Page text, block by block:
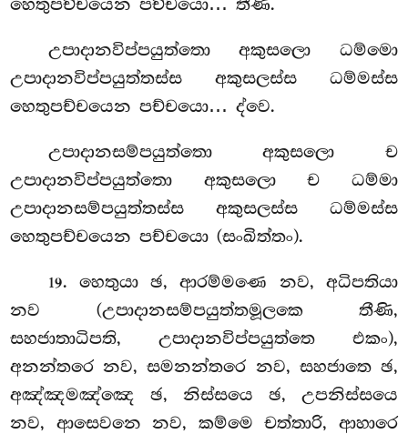
හෙතුපච්චයෙන පච්චයො… තීණි.
උපාදානවිප්පයුත්තො අකුසලො ධම්මො
උපාදානවිප්පයුත්තස්ස අකුසලස්ස ධම්මස්ස
හෙතුපච්චයෙන පච්චයො… ද්වෙ.
උපාදානසම්පයුත්තො අකුසලො ච
උපාදානවිප්පයුත්තො අකුසලො ච ධම්මා
උපාදානසම්පයුත්තස්ස අකුසලස්ස ධම්මස්ස
හෙතුපච්චයෙන පච්චයො (සංඛිත්තං).
19. හෙතුයා ඡ, ආරම්මණෙ නව, අධිපතියා
නව (උපාදානසම්පයුත්තමූලකෙ තීණි,
සහජාතාධිපති, උපාදානවිප්පයුත්තෙ එකං),
අනන්තරෙ නව, සමනන්තරෙ නව, සහජාතෙ ඡ,
අඤ්ඤමඤ්ඤෙ ඡ, නිස්සයෙ ඡ, උපනිස්සයෙ
නව, ආසෙවනෙ නව, කම්මෙ චත්තාරි, ආහාරෙ